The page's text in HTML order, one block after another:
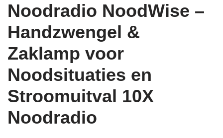
Noodradio NoodWise –
Handzwengel &
Zaklamp voor
Noodsituaties en
Stroomuitval 10X
Noodradio